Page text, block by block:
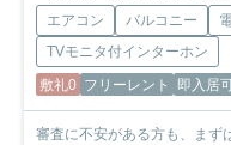
エアコン バルコニー
TVモニタ付インターホン
敷礼0 フリーレント 即入居
審査に不安がある方も、まずはお気